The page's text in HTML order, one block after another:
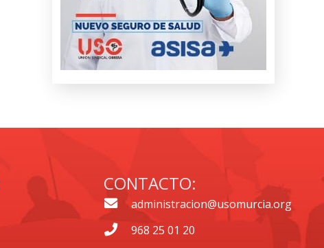
CONTACTO:
administracion@usomurcia.org
968 25 01 20